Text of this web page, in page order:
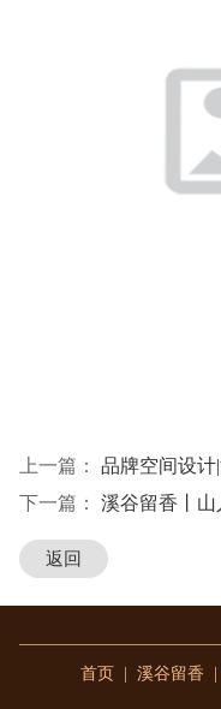
上一篇： 品牌空间设计
下一篇： 溪谷留香丨
返回
首页 溪谷留香